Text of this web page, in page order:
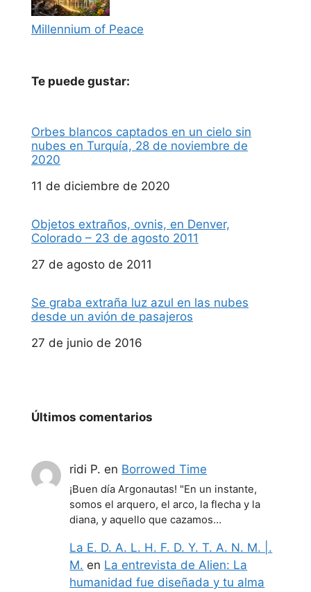
Millennium of Peace
Te puede gustar:
Orbes blancos captados en un cielo sin
nubes en Turquía, 28 de noviembre de
2020
Fecha
11 de diciembre de 2020
Objetos extraños, ovnis, en Denver,
Colorado – 23 de agosto 2011
Fecha
27 de agosto de 2011
Se graba extraña luz azul en las nubes
desde un avión de pasajeros
Fecha
27 de junio de 2016
Últimos comentarios
ridi P. en Borrowed Time
¡Buen día Argonautas! "En un instante,
somos el arquero, el arco, la flecha y la
diana, y aquello que cazamos…
La E. D. A. L. H. F. D. Y. T. A. N. M. |.
M. en La entrevista de Alien: La
humanidad fue diseñada y tu alma